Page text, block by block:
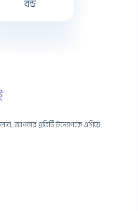
বন্ড
আপনার প্রতিটি উদ্যোগকে এগিয়ে